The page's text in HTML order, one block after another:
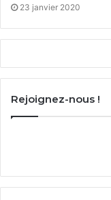
23 janvier 2020
Rejoignez-nous !